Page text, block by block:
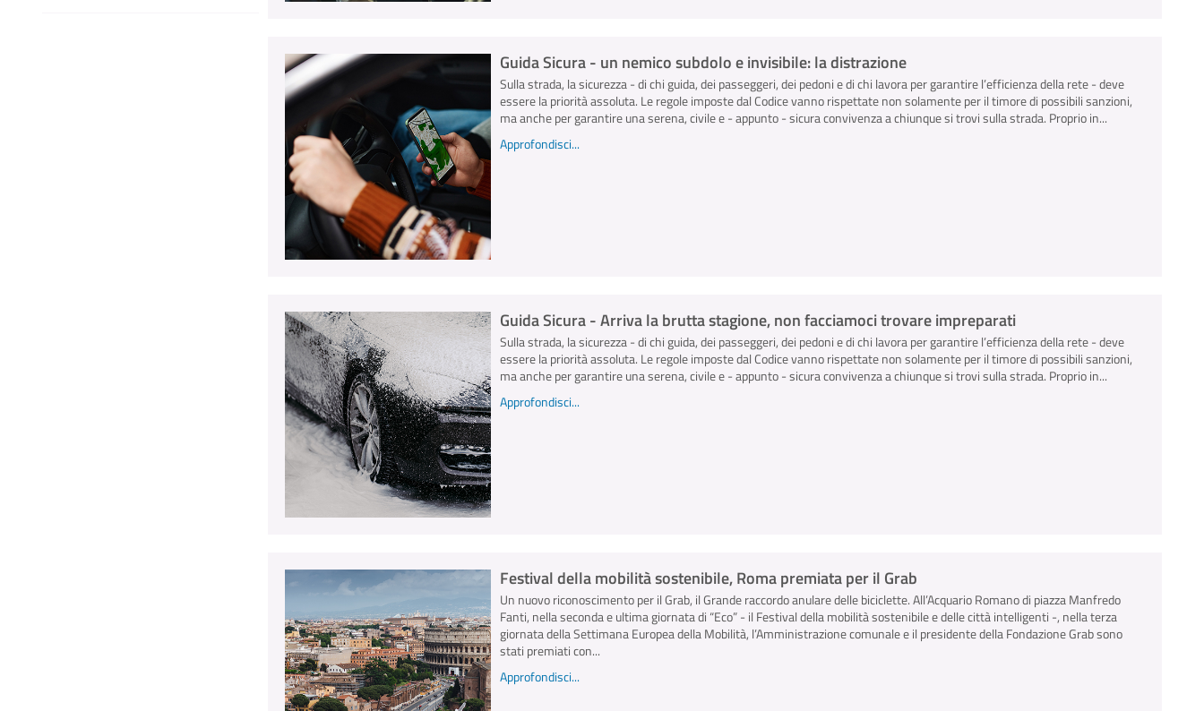
Guida Sicura - un nemico subdolo e invisibile: la distrazione
Sulla strada, la sicurezza - di chi guida, dei passeggeri, dei pedoni e di chi lavora per garantire l’efficienza della rete - deve
essere la priorità assoluta. Le regole imposte dal Codice vanno rispettate non solamente per il timore di possibili sanzioni,
ma anche per garantire una serena, civile e - appunto - sicura convivenza a chiunque si trovi sulla strada. Proprio in...
Approfondisci...
Guida Sicura - Arriva la brutta stagione, non facciamoci trovare impreparati
Sulla strada, la sicurezza - di chi guida, dei passeggeri, dei pedoni e di chi lavora per garantire l’efficienza della rete - deve
essere la priorità assoluta. Le regole imposte dal Codice vanno rispettate non solamente per il timore di possibili sanzioni,
ma anche per garantire una serena, civile e - appunto - sicura convivenza a chiunque si trovi sulla strada. Proprio in...
Approfondisci...
Festival della mobilità sostenibile, Roma premiata per il Grab
Un nuovo riconoscimento per il Grab, il Grande raccordo anulare delle biciclette. All’Acquario Romano di piazza Manfredo
Fanti, nella seconda e ultima giornata di “Eco” - il Festival della mobilità sostenibile e delle città intelligenti -, nella terza
giornata della Settimana Europea della Mobilità, l’Amministrazione comunale e il presidente della Fondazione Grab sono
stati premiati con...
Approfondisci...